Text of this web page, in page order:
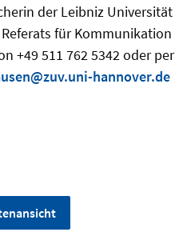
der Leibniz Universität
für Kommunikation
+49 511 762 5342 oder per
hannover.de